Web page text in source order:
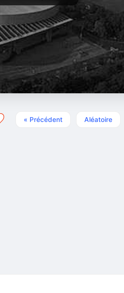
« Précédent Aléatoire